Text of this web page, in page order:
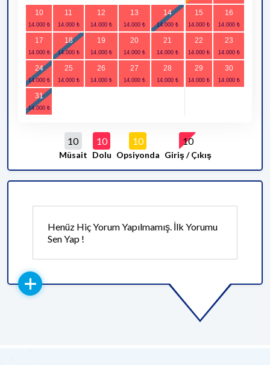
10 11 12 13 14 15 16
17 18 19 20 21 22 23
24 25 26 27 28 29 30
31
10
Müsait
10
Dolu
10
Opsiyonda
10
Giriş / Çıkış
Henüz Hiç Yorum Yapılmamış. İlk Yorumu
Sen Yap !